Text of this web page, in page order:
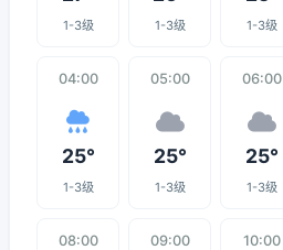
1-3级 1-3级 1-3级
04:00
25°
1-3级
05:00
25°
1-3级
06:00
25°
1-3级
08:00 09:00 10:00